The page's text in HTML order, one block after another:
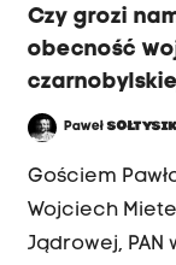
Czy grozi
obecność
Paweł
Gościem
Wojciech
Jądrowej,